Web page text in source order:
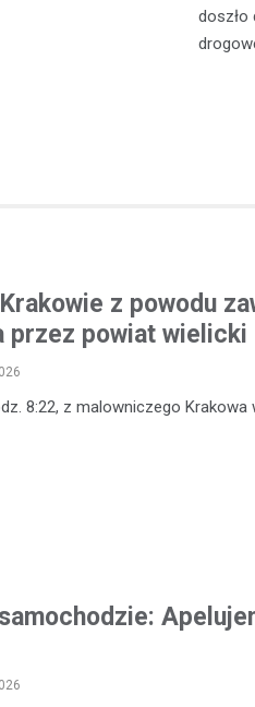
doszło
z powodu
przez powiat wielicki
8:22, z malowniczego Krakowa